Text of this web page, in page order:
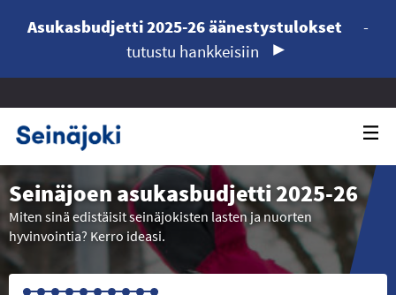
Asukasbudjetti 2025-26 äänestystulokset
-
tutustu hankkeisiin
Seinäjoen asukasbudjetti 2025-26
Miten sinä edistäisit seinäjokisten lasten ja nuorten
hyvinvointia? Kerro ideasi.